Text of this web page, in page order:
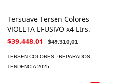
Tersuave Tersen Colores
VIOLETA EFUSIVO x4 Ltrs.
$39.448,01
$49.310,01
TERSEN COLORES PREPARADOS
TENDENCIA 2025